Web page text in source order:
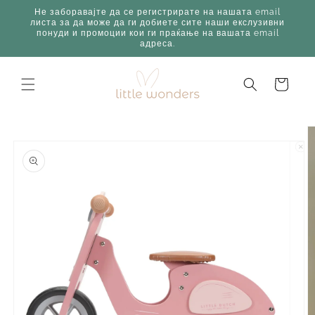
Skip to
content
Не заборавајте да се регистрирате на нашата email
листа за да може да ги добиете сите наши екслузивни
понуди и промоции кои ги праќање на вашата email
адреса.
Корпа
information